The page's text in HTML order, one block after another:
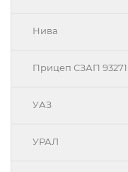
Нива
Прицеп СЗАП 93271
УАЗ
УРАЛ